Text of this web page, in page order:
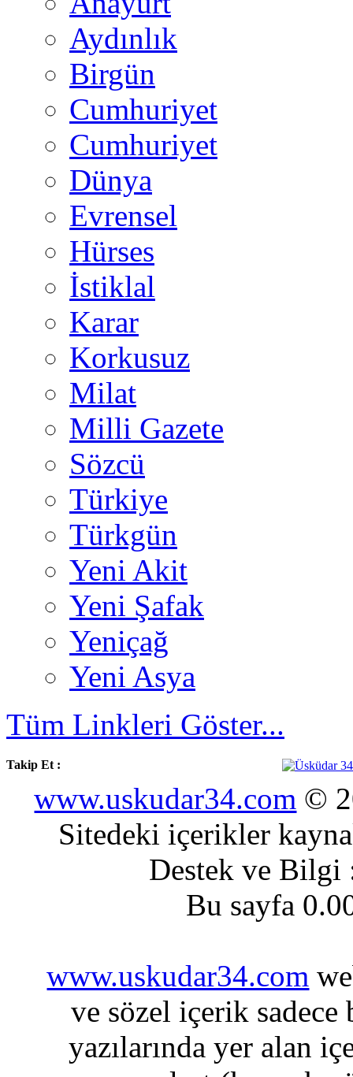
Aydınlık
Birgün
Cumhuriyet
Cumhuriyet
Dünya
Evrensel
Hürses
İstiklal
Karar
Korkusuz
Milat
Milli Gazete
Sözcü
Türkiye
Türkgün
Yeni Akit
Yeni Şafak
Yeniçağ
Yeni Asya
Tüm Linkleri Göster...
Takip Et :
www.uskudar34.com ©
Sitedeki içerikler
Destek ve
Bu sayfa
www.uskudar34.com
ve sözel içerik sadece
yazılarında yer alan